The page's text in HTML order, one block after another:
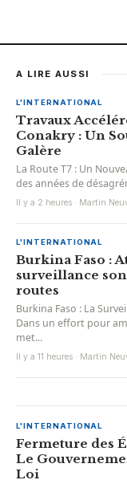
A LIRE AUSSI
L'INTERNATIONAL
Travaux
Conakry : Un
Galère
La Route T7 : Un
des années de
Il y a 2 heures · Martin
L'INTERNATIONAL
Burkina Faso :
surveillance
routes
Burkina Faso : La
Dans un effort pour
met...
Il y a 11 heures · Martin
L'INTERNATIONAL
Fermeture des
Le
Loi